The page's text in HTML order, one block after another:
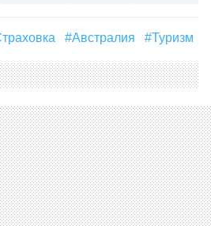
#страховка #Австралия #туризм